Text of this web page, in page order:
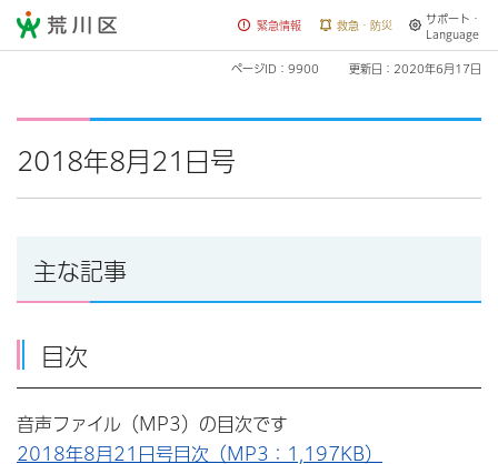
荒川区 緊急情報 救急・防災
サポート・
Language
ページID：9900 更新日：2020年6月17日
2018年8月21日号
主な記事
目次
音声ファイル（MP3）の目次です
2018年8月21日号目次（MP3：1,197KB）